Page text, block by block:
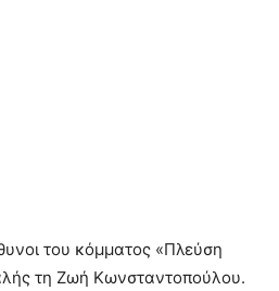
του κόμματος «Πλεύση
τη Ζωή Κωνσταντοπούλου.